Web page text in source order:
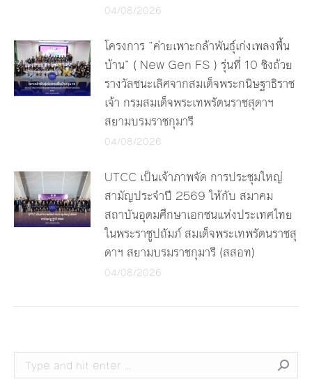
04/08/2026
โครงการ “ค่ายเพาะกล้าพันธุ์เก่งเพลงพื้น
บ้าน” ( New Gen FS ) รุ่นที่ 10 ชิงถ้วย
รางวัลชนะเลิศจากสมเด็จพระกนิษฐาธิราช
เจ้า กรมสมเด็จพระเทพรัตนราชสุดาฯ
สยามบรมราชกุมารี
04/08/2026
UTCC เป็นเจ้าภาพจัด การประชุมใหญ่
สามัญประจำปี 2569 ให้กับ สมาคม
สถาบันอุดมศึกษาเอกชนแห่งประเทศไทย
ในพระราชูปถัมภ์ สมเด็จพระเทพรัตนราชสุ
ดาฯ สยามบรมราชกุมารี (สสอท)
04/08/2026
Search: